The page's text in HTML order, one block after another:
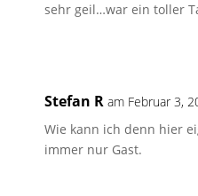
sehr geil…war ein toller
Stefan R am Februar 3,
Wie kann ich denn hier
immer nur Gast.